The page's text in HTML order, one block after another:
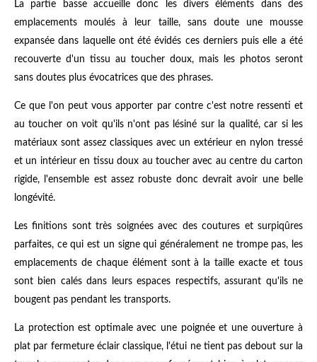
La partie basse accueille donc les divers éléments dans des
emplacements moulés à leur taille, sans doute une mousse
expansée dans laquelle ont été évidés ces derniers puis elle a été
recouverte d'un tissu au toucher doux, mais les photos seront
sans doutes plus évocatrices que des phrases.
Ce que l'on peut vous apporter par contre c'est notre ressenti et
au toucher on voit qu'ils n'ont pas lésiné sur la qualité, car si les
matériaux sont assez classiques avec un extérieur en nylon tressé
et un intérieur en tissu doux au toucher avec au centre du carton
rigide, l'ensemble est assez robuste donc devrait avoir une belle
longévité.
Les finitions sont très soignées avec des coutures et surpiqûres
parfaites, ce qui est un signe qui généralement ne trompe pas, les
emplacements de chaque élément sont à la taille exacte et tous
sont bien calés dans leurs espaces respectifs, assurant qu'ils ne
bougent pas pendant les transports.
La protection est optimale avec une poignée et une ouverture à
plat par fermeture éclair classique, l'étui ne tient pas debout sur la